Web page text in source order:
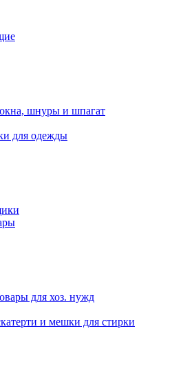
шнуры и шпагат
для одежды
для хоз. нужд
и мешки для стирки